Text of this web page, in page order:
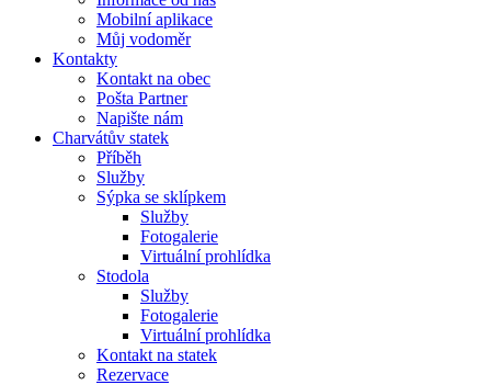
Mobilní aplikace
Můj vodoměr
Kontakty
Kontakt na obec
Pošta Partner
Napište nám
Charvátův statek
Příběh
Služby
Sýpka se sklípkem
Služby
Fotogalerie
Virtuální prohlídka
Stodola
Služby
Fotogalerie
Virtuální prohlídka
Kontakt na statek
Rezervace